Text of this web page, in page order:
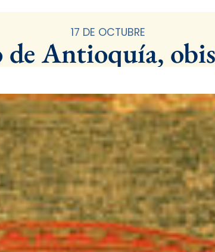
17 DE OCTUBRE
de Antioquía,